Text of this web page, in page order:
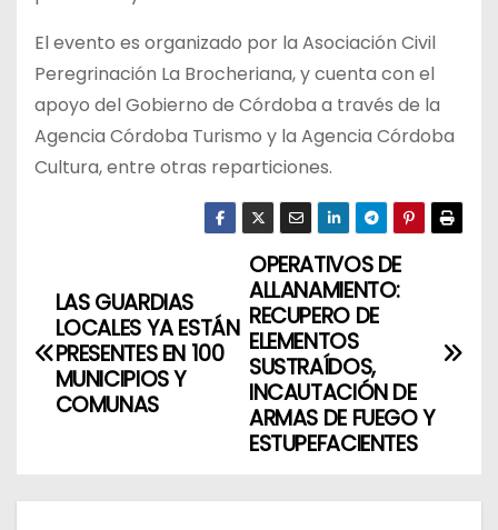
El evento es organizado por la Asociación Civil
Peregrinación La Brocheriana, y cuenta con el
apoyo del Gobierno de Córdoba a través de la
Agencia Córdoba Turismo y la Agencia Córdoba
Cultura, entre otras reparticiones.
v
a
OPERATIVOS DE
ALLANAMIENTO:
RECUPERO DE
ELEMENTOS
SUSTRAÍDOS,
INCAUTACIÓN DE
ARMAS DE FUEGO Y
ESTUPEFACIENTES
LAS GUARDIAS
LOCALES YA ESTÁN
PRESENTES EN 100
MUNICIPIOS Y
COMUNAS